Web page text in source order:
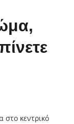
στο κεντρικό